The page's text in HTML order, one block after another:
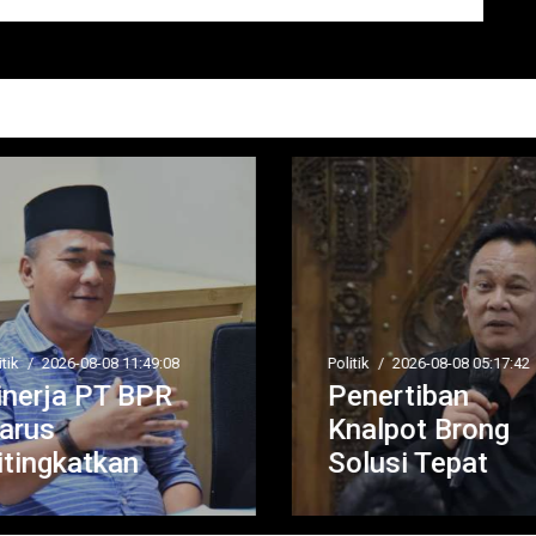
/ 2026-08-08 11:49:08
PT BPR
Politik / 2026-08-08 05:17:42
Penertiban
Knalpot Brong
Solusi Tepat